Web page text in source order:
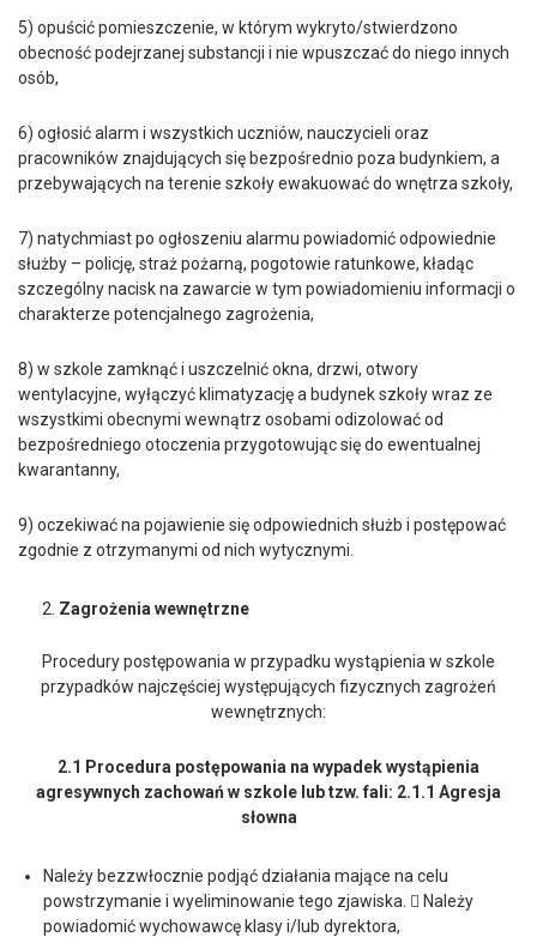
5) opuścić pomieszczenie, w którym wykryto/stwierdzono
obecność podejrzanej substancji i nie wpuszczać do niego innych
osób,
6) ogłosić alarm i wszystkich uczniów, nauczycieli oraz
pracowników znajdujących się bezpośrednio poza budynkiem, a
przebywających na terenie szkoły ewakuować do wnętrza szkoły,
7) natychmiast po ogłoszeniu alarmu powiadomić odpowiednie
służby – policję, straż pożarną, pogotowie ratunkowe, kładąc
szczególny nacisk na zawarcie w tym powiadomieniu informacji o
charakterze potencjalnego zagrożenia,
8) w szkole zamknąć i uszczelnić okna, drzwi, otwory
wentylacyjne, wyłączyć klimatyzację a budynek szkoły wraz ze
wszystkimi obecnymi wewnątrz osobami odizolować od
bezpośredniego otoczenia przygotowując się do ewentualnej
kwarantanny,
9) oczekiwać na pojawienie się odpowiednich służb i postępować
zgodnie z otrzymanymi od nich wytycznymi.
Zagrożenia wewnętrzne
Procedury postępowania w przypadku wystąpienia w szkole
przypadków najczęściej występujących fizycznych zagrożeń
wewnętrznych:
2.1 Procedura postępowania na wypadek wystąpienia
agresywnych zachowań w szkole lub tzw. fali: 2.1.1 Agresja
słowna
Należy bezzwłocznie podjąć działania mające na celu
powstrzymanie i wyeliminowanie tego zjawiska.  Należy
powiadomić wychowawcę klasy i/lub dyrektora,